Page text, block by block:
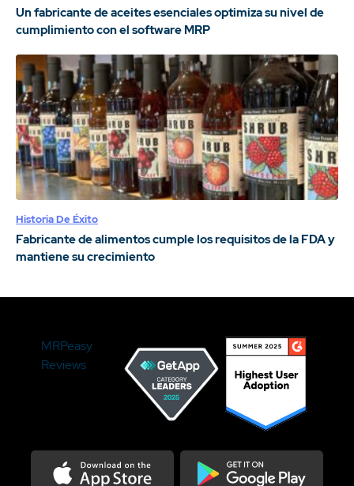
Un fabricante de aceites esenciales optimiza su nivel de
cumplimiento con el software MRP
Historia De Éxito
Fabricante de alimentos cumple los requisitos de la FDA y
mantiene su crecimiento
MRPeasy
Reviews